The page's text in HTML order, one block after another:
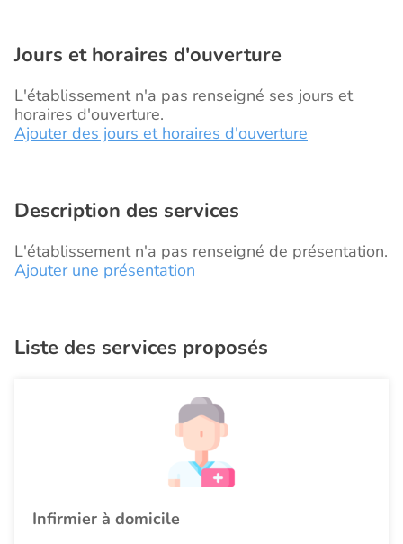
Jours et horaires d'ouverture
L'établissement n'a pas renseigné ses jours et
horaires d'ouverture.
Ajouter des jours et horaires d'ouverture
Description des services
L'établissement n'a pas renseigné de présentation.
Ajouter une présentation
Liste des services proposés
Infirmier à domicile